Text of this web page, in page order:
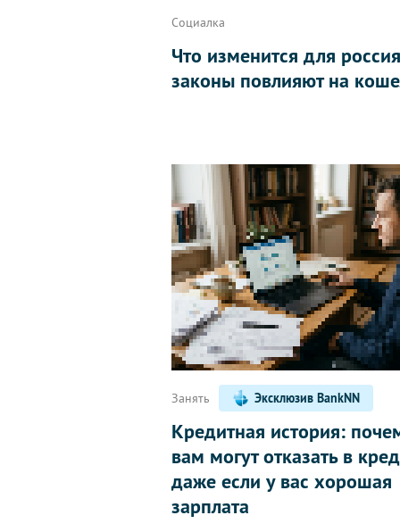
Социалка
Что изменится для
законы повлияют на
Занять Эксклюзив BankNN
Кредитная история:
вам могут отказать в
даже если у вас хорошая
зарплата